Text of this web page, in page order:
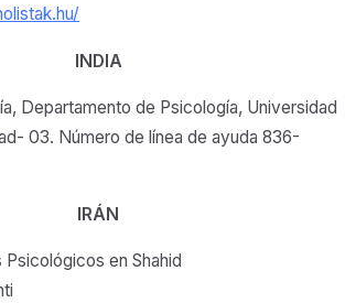
INDIA
Departamento de Psicología, Universidad
03. Número de línea de ayuda 836-
IRÁN
en Shahid